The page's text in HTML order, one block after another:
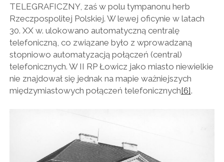
TELEGRAFICZNY, zaś w polu tympanonu herb
Rzeczpospolitej Polskiej. W lewej oficynie w latach
30. XX w. ulokowano automatyczną centralę
telefoniczną, co związane było z wprowadzaną
stopniowo automatyzacją połączeń (central)
telefonicznych. W II RP Łowicz jako miasto niewielkie
nie znajdował się jednak na mapie ważniejszych
międzymiastowych połączeń telefonicznych[6].